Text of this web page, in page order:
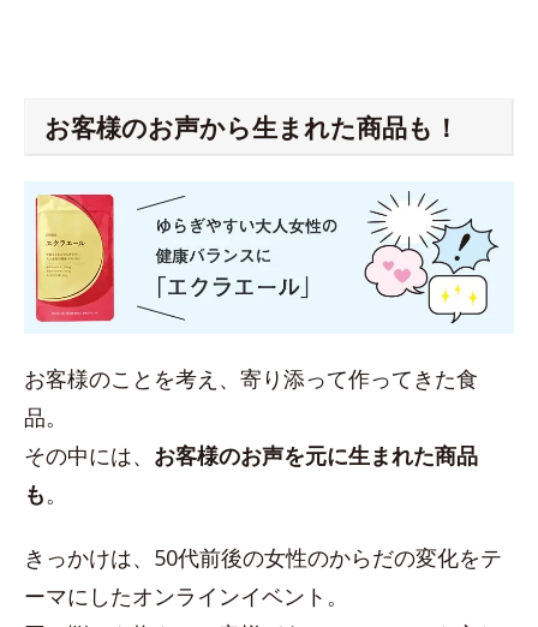
お客様のお声から生まれた商品も！
お客様のことを考え、寄り添って作ってきた食
品。
その中には、 お客様のお声を元に生まれた商品
も。
きっかけは、50代前後の女性のからだの変化をテ
ーマにしたオンラインイベント。